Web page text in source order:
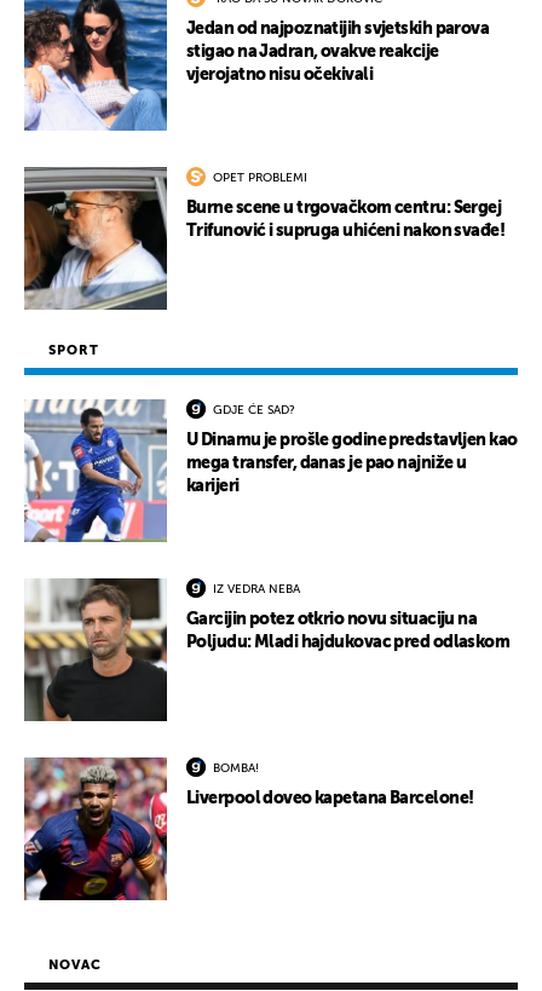
Jedan od najpoznatijih svjetskih parova
stigao na Jadran, ovakve reakcije
vjerojatno nisu očekivali
OPET PROBLEMI
Burne scene u trgovačkom centru: Sergej
Trifunović i supruga uhićeni nakon svađe!
SPORT
GDJE ĆE SAD?
U Dinamu je prošle godine predstavljen kao
mega transfer, danas je pao najniže u
karijeri
IZ VEDRA NEBA
Garcijin potez otkrio novu situaciju na
Poljudu: Mladi hajdukovac pred odlaskom
BOMBA!
Liverpool doveo kapetana Barcelone!
NOVAC